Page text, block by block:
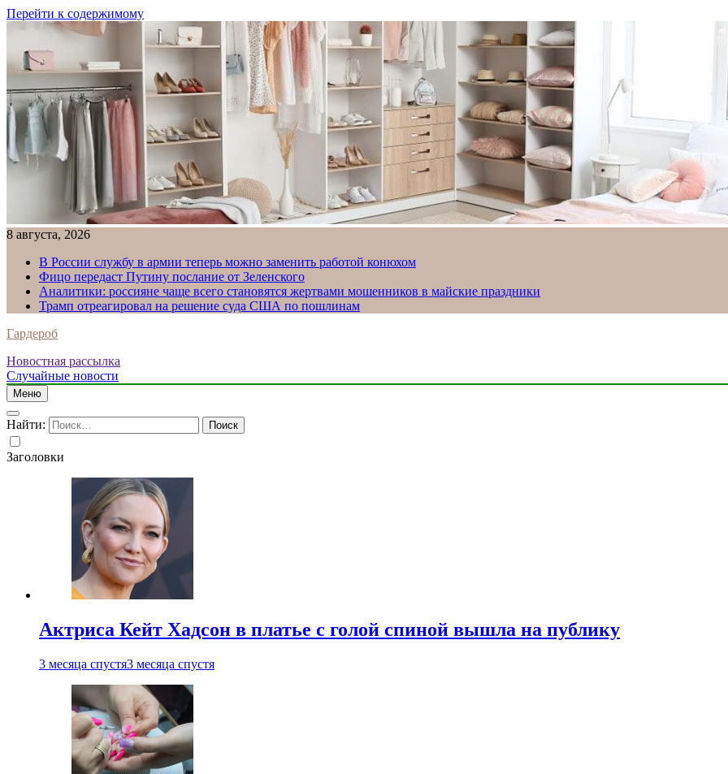
Перейти к содержимому
8 августа, 2026
В России службу в армии теперь можно заменить работой конюхом
Фицо передаст Путину послание от Зеленского
Аналитики: россияне чаще всего становятся жертвами мошенников в майские праздники
Трамп отреагировал на решение суда США по пошлинам
Гардероб
Новостная рассылка
Случайные новости
Меню
Найти:
Заголовки
Актриса Кейт Хадсон в платье с голой спиной вышла на публику
3 месяца спустя3 месяца спустя